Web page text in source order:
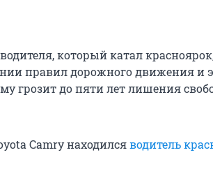
который катал
правил дорожного движения и
грозит до пяти лет лишения
Camry находилсяводитель